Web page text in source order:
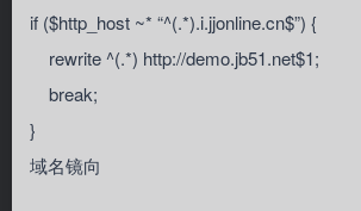
if ($http_host ~* “^(.*).i.jjonline.cn$”) {
rewrite ^(.*) http://demo.jb51.net$1;
break;
}
域名镜向